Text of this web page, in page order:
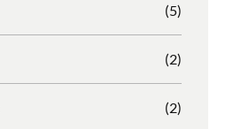
(5)
(2)
(2)